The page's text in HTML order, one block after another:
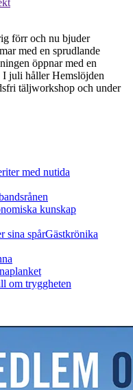
förr och nu bjuder
med en sprudlande
öppnar med en
I juli håller Hemslöjden
täljworkshop och under
med nutida
kunskap
sina spårGästkrönika
planket
om tryggheten